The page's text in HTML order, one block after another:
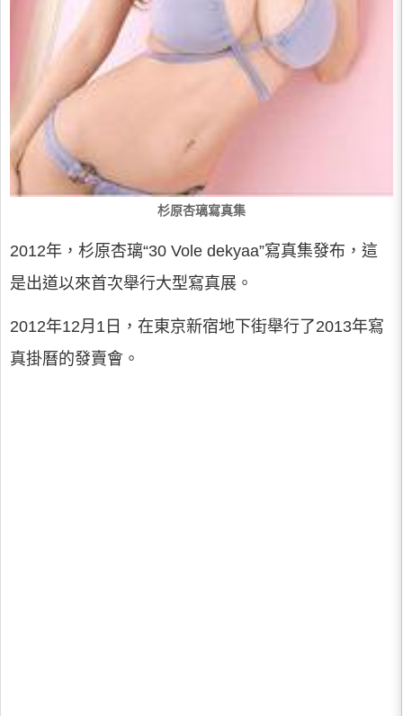
杉原杏璃寫真集
2012年，杉原杏璃“30 Vole dekyaa”寫真集發布，這
是出道以來首次舉行大型寫真展。
2012年12月1日，在東京新宿地下街舉行了2013年寫
真掛曆的發賣會。